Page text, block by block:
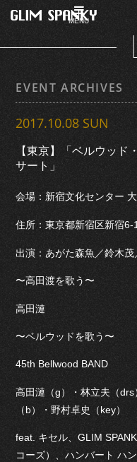
MENU
EVENT ARCHIVES
2017.10.08 SUN
【東京】「ベルウッド
サート」
会場：新宿文化センター
住所：東京都新宿区新宿
出演：あがた森魚／鈴木
〜高田渡を歌う〜
高田漣
〜ベルウッドを歌う〜
45th Bellwood BAND
高田漣（g）・林立夫（
（b）・野村卓史（key）
feat. キセル、GLIM
コーズ）、ハンバート ハ